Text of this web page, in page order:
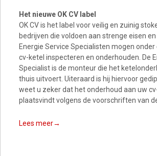
Het nieuwe OK CV label
OK CV is het label voor veilig en zuinig
bedrijven die voldoen aan strenge eisen
Energie Service Specialisten mogen onder
cv-ketel inspecteren en onderhouden. De
Specialist is de monteur die het
thuis uitvoert. Uiteraard is hij hiervoor
weet u zeker dat het onderhoud aan uw
plaatsvindt volgens de voorschriften van
Lees meer→